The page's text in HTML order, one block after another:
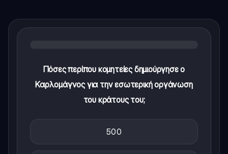
Πόσες περίπου κομητείες δημιούργησε ο
Καρλομάγνος για την εσωτερική οργάνωση
του κράτους του;
500